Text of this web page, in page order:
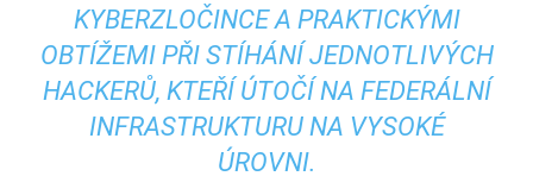
KYBERZLOČINCE A PRAKTICKÝMI
OBTÍŽEMI PŘI STÍHÁNÍ JEDNOTLIVÝCH
HACKERŮ, KTEŘÍ ÚTOČÍ NA FEDERÁLNÍ
INFRASTRUKTURU NA VYSOKÉ
ÚROVNI.